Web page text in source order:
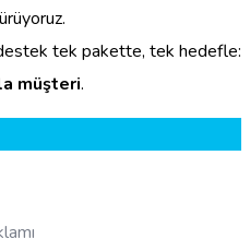
tek pakette, tek hedefle:
müşteri.